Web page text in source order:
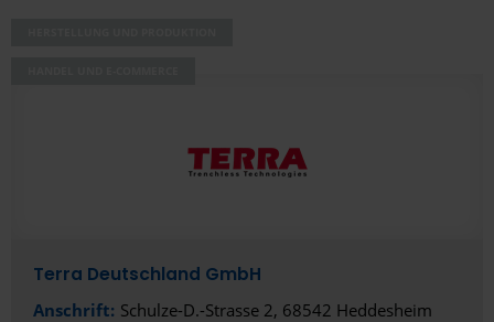
Terra Deutschland GmbH
Anschrift: Schulze-D.-Strasse 2, 68542 Heddesheim